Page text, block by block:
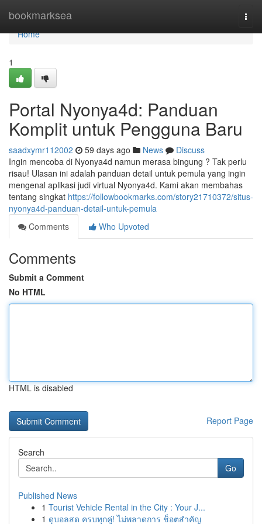
bookmarksea
Home
Home
1
Portal Nyonya4d: Panduan
Komplit untuk Pengguna Baru
saadxymr112002 59 days ago News
Discuss
Ingin mencoba di Nyonya4d namun merasa bingung ? Tak perlu
risau! Ulasan ini adalah panduan detail untuk pemula yang ingin
mengenal aplikasi judi virtual Nyonya4d. Kami akan membahas
tentang singkat https://followbookmarks.com/story21710372/situs-
nyonya4d-panduan-detail-untuk-pemula
Comments
Who Upvoted
Comments
Submit a Comment
No HTML
HTML is disabled
Report Page
Search
Go
Published News
1 Tourist Vehicle Rental in the City : Your J...
1 ดูบอลสด ครบทุกคู่! ไม่พลาดการ ช็อตสำคัญ